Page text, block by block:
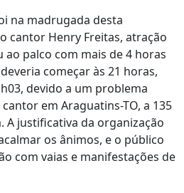
na madrugada desta
cantor Henry Freitas, atração
palco com mais de 4 horas
começar às 21 horas,
devido a um problema
em Araguatins-TO, a 135
justificativa da organização
os ânimos, e o público
com vaias e manifestações de